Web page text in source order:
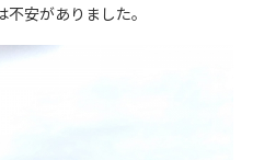
安がありました。